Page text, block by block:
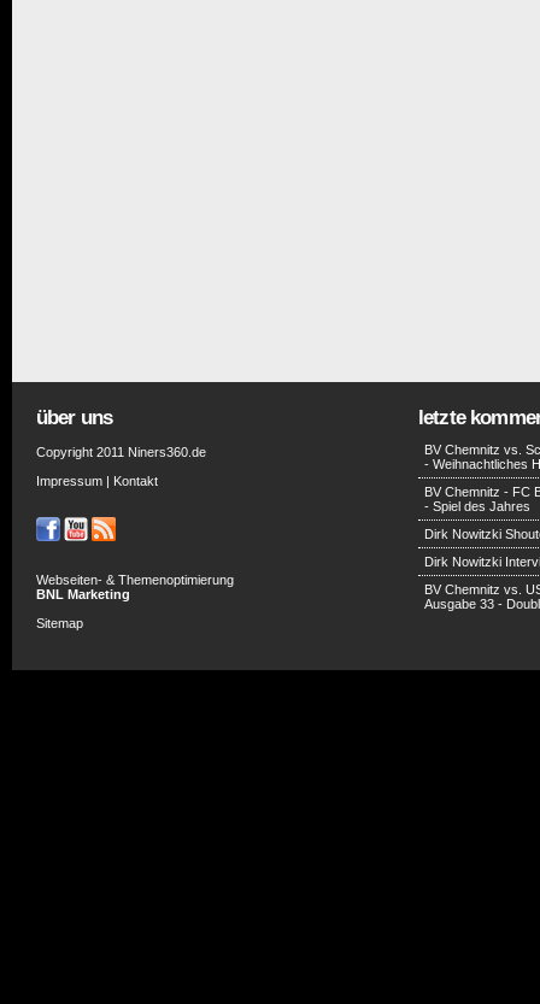
über uns
Copyright 2011 Niners360.de
Impressum | Kontakt
Webseiten- & Themenoptimierung
BNL Marketing
Sitemap
letzte
BV Chemnitz vs.
- Weihnachtliches
BV Chemnitz - FC
- Spiel des Jahres
Dirk Nowitzki
Dirk Nowitzki
BV Chemnitz vs.
Ausgabe 33 -